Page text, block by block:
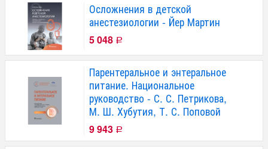
Осложнения в детской
анестезиологии - Йер Мартин
5 048 Р
Парентеральное и энтеральное
питание. Национальное
руководство - С. С. Петрикова,
М. Ш. Хубутия, Т. С. Поповой
9 943 Р